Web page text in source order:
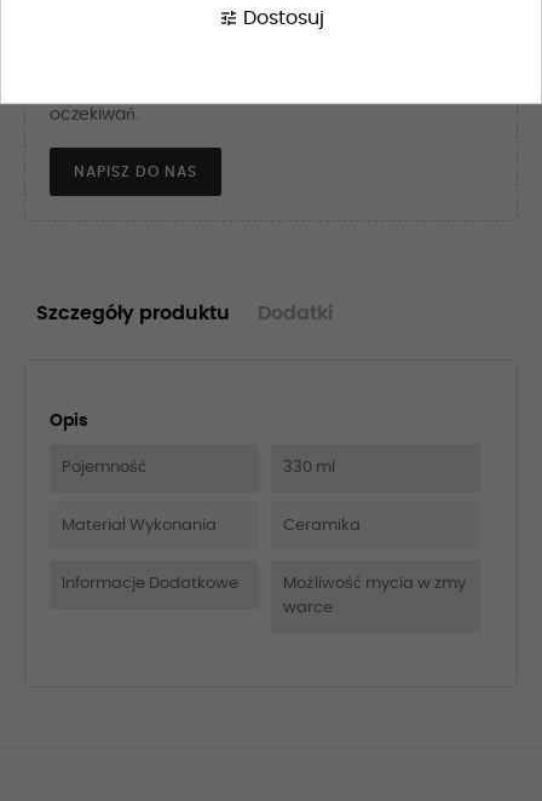
oczekiwań.
NAPISZ DO NAS
Szczegóły produktu Dodatki
Opis
Pojemność 330 ml
Materiał Wykonania Ceramika
Informacje Dodatkowe
Możliwość mycia w zmy
warce
tune Dostosuj